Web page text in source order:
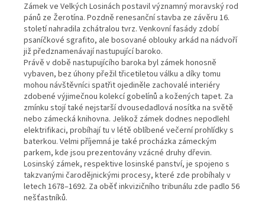
Zámek ve Velkých Losinách postavil významný moravský rod
pánů ze Žerotína. Pozdně renesanční stavba ze závěru 16.
století nahradila zchátralou tvrz. Venkovní fasády zdobí
psaníčkové sgrafito, ale bosované oblouky arkád na nádvoří
již předznamenávají nastupující baroko.
Právě v době nastupujícího baroka byl zámek honosně
vybaven, bez úhony přežil třicetiletou válku a díky tomu
mohou návštěvníci spatřit ojediněle zachovalé interiéry
zdobené výjimečnou kolekcí gobelínů a kožených tapet. Za
zmínku stojí také nejstarší dvousedadlová nosítka na světě
nebo zámecká knihovna. Jelikož zámek dodnes nepodlehl
elektrifikaci, probíhají tu v létě oblíbené večerní prohlídky s
baterkou. Velmi příjemná je také procházka zámeckým
parkem, kde jsou prezentovány vzácné druhy dřevin.
Losinský zámek, respektive losinské panství, je spojeno s
takzvanými čarodějnickými procesy, které zde probíhaly v
letech 1678–1692. Za oběť inkvizičního tribunálu zde padlo 56
nešťastníků.